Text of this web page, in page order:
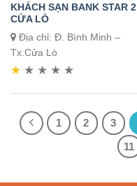
KHÁCH SẠN BANK STAR 2
CỬA LÒ
Địa chỉ: Đ. Bình Minh –
Tx.Cửa Lò
★ ★ ★ ★ ★
1 2 3
11